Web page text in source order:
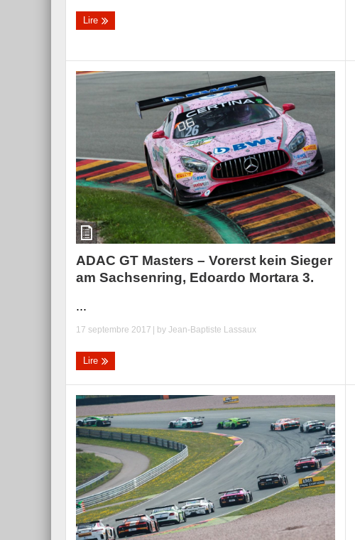
Lire
ADAC GT Masters – Vorerst kein Sieger
am Sachsenring, Edoardo Mortara 3.
...
17 septembre 2017 | by Jean-Baptiste Lassaux
Lire